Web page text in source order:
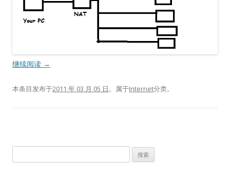
继续阅读 →
本条目发布于2011 年 03 月 05 日。属于Internet分类。
索：